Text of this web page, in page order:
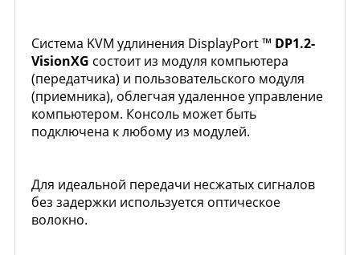
Система KVM удлинения DisplayPort ™ DP1.2-
VisionXG состоит из модуля компьютера
(передатчика) и пользовательского модуля
(приемника), облегчая удаленное управление
компьютером. Консоль может быть
подключена к любому из модулей.
Для идеальной передачи несжатых сигналов
без задержки используется оптическое
волокно.